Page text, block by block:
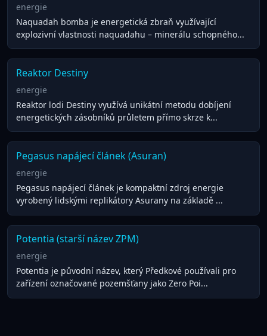
energie
Naquadah bomba je energetická zbraň využívající
explozivní vlastnosti naquadahu – minerálu schopného...
Reaktor Destiny
energie
Reaktor lodi Destiny využívá unikátní metodu dobíjení
energetických zásobníků průletem přímo skrze k...
Pegasus napájecí článek (Asuran)
energie
Pegasus napájecí článek je kompaktní zdroj energie
vyrobený lidskými replikátory Asurany na základě ...
Potentia (starší název ZPM)
energie
Potentia je původní název, který Předkové používali pro
zařízení označované pozemšťany jako Zero Poi...